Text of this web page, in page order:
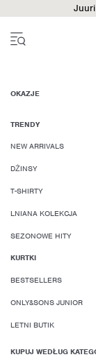
OKAZJE
TRENDY
NEW ARRIVALS
DŻINSY
T-SHIRTY
LNIANA KOLEKCJA
SEZONOWE HITY
KURTKI
BESTSELLERS
ONLY&SONS JUNIOR
LETNI BUTIK
KUPUJ WEDŁUG